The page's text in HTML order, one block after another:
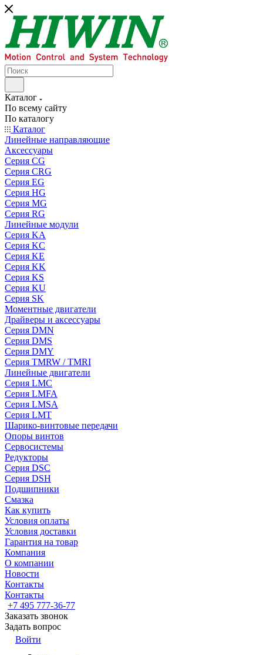
Каталог
По всему сайту
По каталогу
Каталог
Линейные направляющие
Аксессуары
Серия CG
Серия CRG
Серия EG
Серия HG
Серия MG
Серия RG
Линейные модули
Серия KA
Серия KC
Серия KE
Серия KK
Серия KS
Серия KU
Серия SK
Моментные двигатели
Драйверы и аксессуары
Серия DMN
Серия DMS
Серия DMY
Серия TMRW / TMRI
Линейные двигатели
Серия LMC
Серия LMFA
Серия LMSA
Серия LMT
Шарико-винтовые передачи
Опоры винтов
Сервосистемы
Редукторы
Серия DSC
Серия DSH
Подшипники
Смазка
Как купить
Условия оплаты
Условия доставки
Гарантия на товар
Компания
О компании
Новости
Контакты
Контакты
+7 495 777-36-77
Заказать звонок
Задать вопрос
Войти